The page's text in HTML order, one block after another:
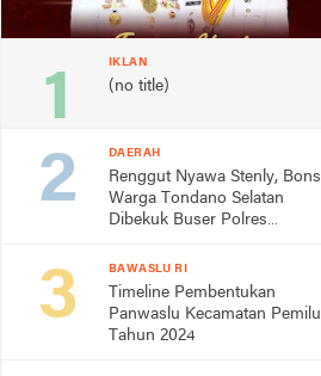
IKLAN
(no title)
DAERAH
Renggut Nyawa Stenly, Bons
Warga Tondano Selatan
Dibekuk Buser Polres
BAWASLU RI
Timeline Pembentukan
Panwaslu Kecamatan Pemilu
Tahun 2024